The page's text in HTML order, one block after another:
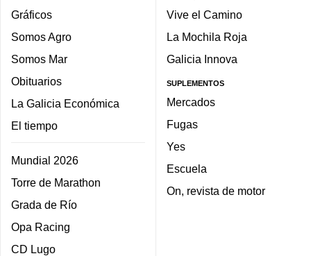
Gráficos
Somos Agro
Somos Mar
Obituarios
La Galicia Económica
El tiempo
Mundial 2026
Torre de Marathon
Grada de Río
Opa Racing
CD Lugo
Vive el Camino
La Mochila Roja
Galicia Innova
SUPLEMENTOS
Mercados
Fugas
Yes
Escuela
On, revista de motor